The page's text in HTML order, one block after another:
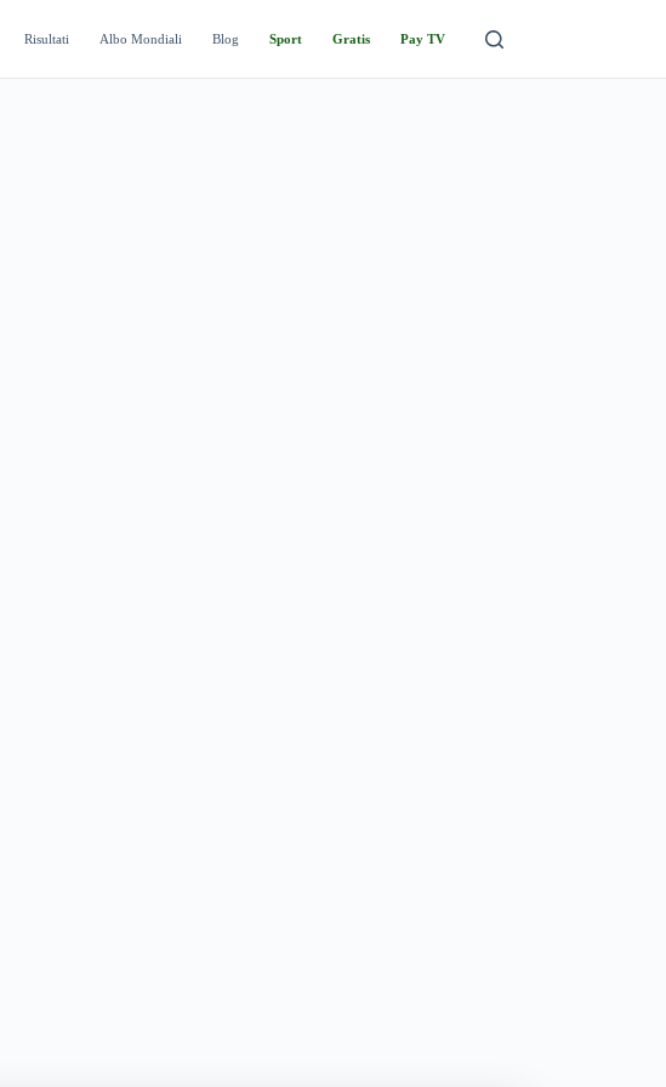
Risultati Albo Mondiali Blog Sport Gratis Pay TV